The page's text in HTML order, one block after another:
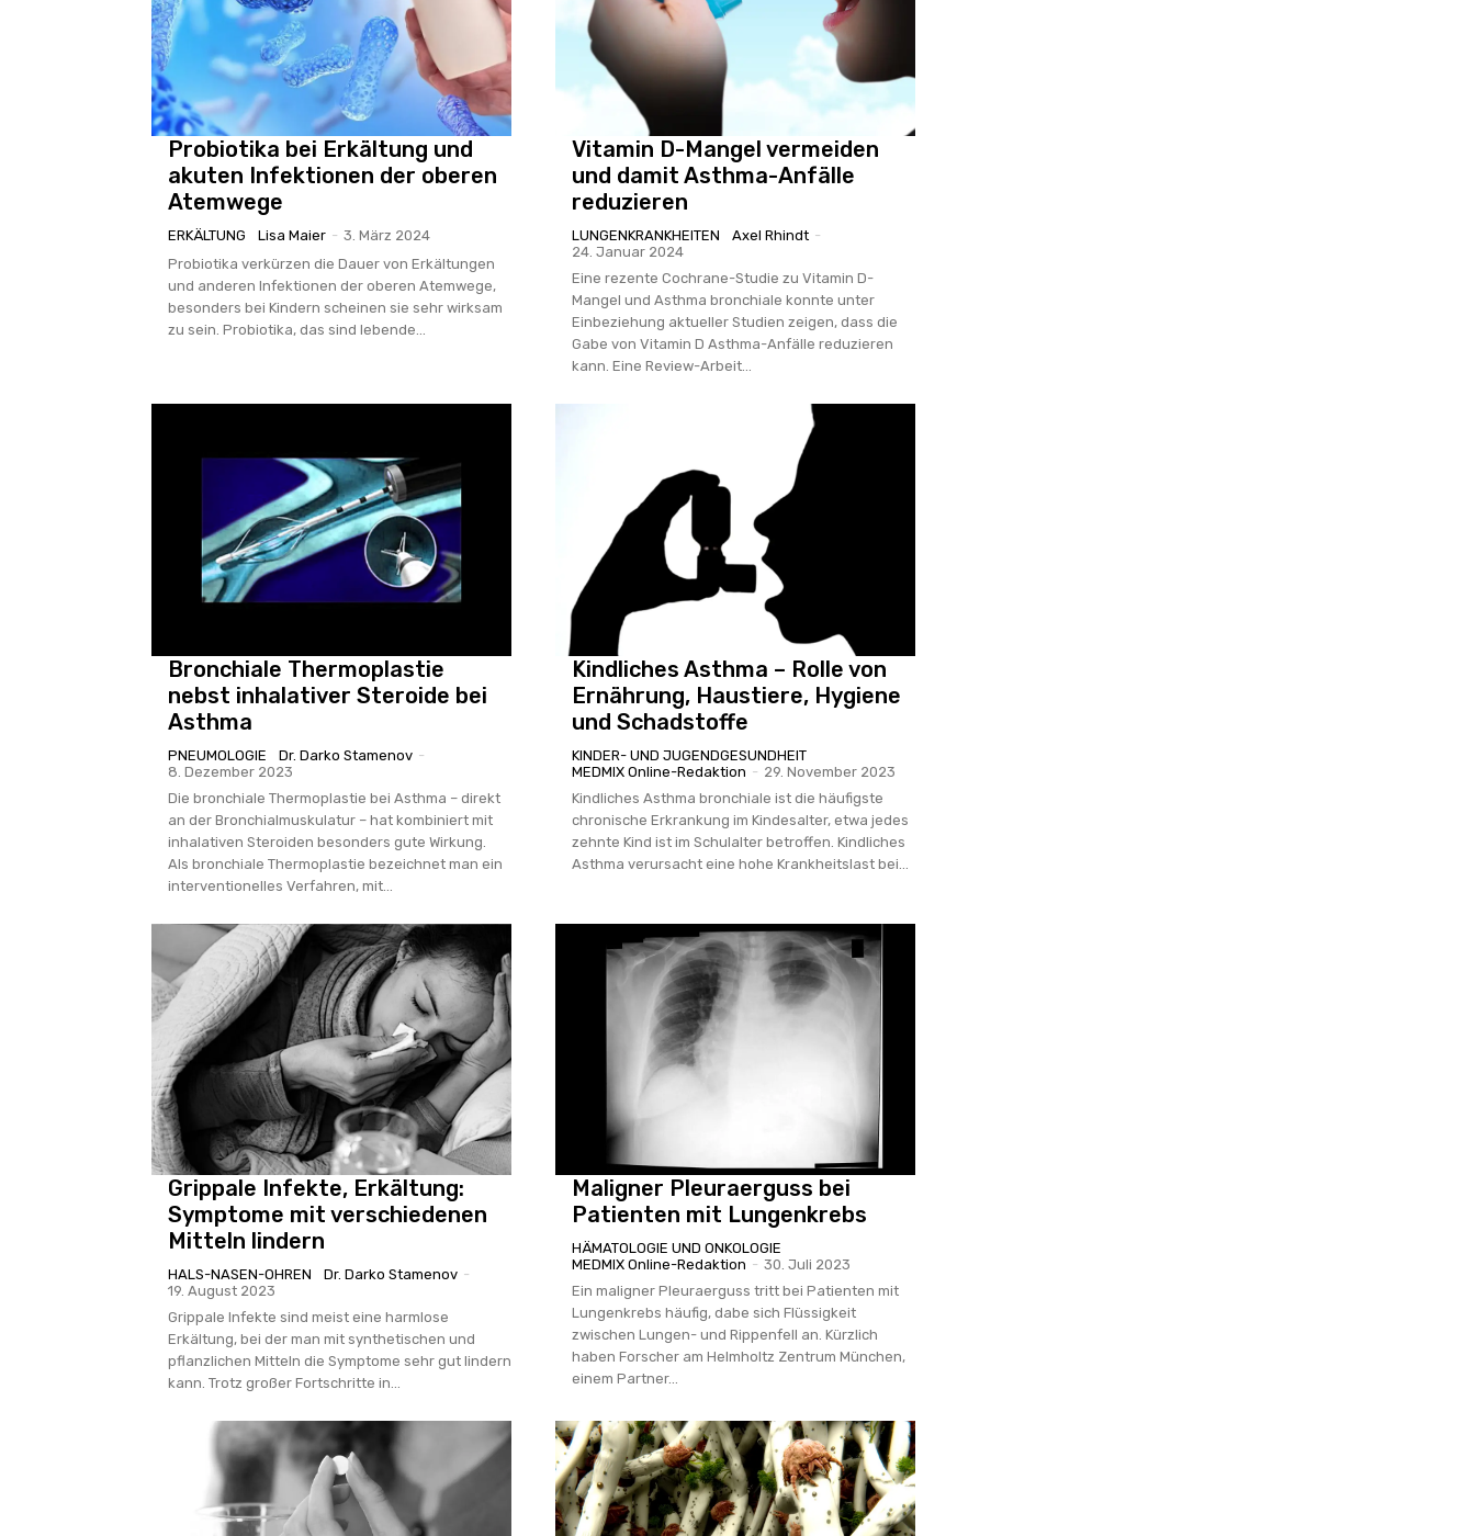
Probiotika bei Erkältung und
akuten Infektionen der oberen
Atemwege
ERKÄLTUNG Lisa Maier - 3. März 2024
Probiotika verkürzen die Dauer von Erkältungen
und anderen Infektionen der oberen Atemwege,
besonders bei Kindern scheinen sie sehr wirksam
zu sein. Probiotika, das sind lebende...
Vitamin D-Mangel vermeiden
und damit Asthma-Anfälle
reduzieren
LUNGENKRANKHEITEN Axel Rhindt -
24. Januar 2024
Eine rezente Cochrane-Studie zu Vitamin D-
Mangel und Asthma bronchiale konnte unter
Einbeziehung aktueller Studien zeigen, dass die
Gabe von Vitamin D Asthma-Anfälle reduzieren
kann. Eine Review-Arbeit...
Bronchiale Thermoplastie
nebst inhalativer Steroide bei
Asthma
PNEUMOLOGIE Dr. Darko Stamenov -
8. Dezember 2023
Die bronchiale Thermoplastie bei Asthma – direkt
an der Bronchialmuskulatur – hat kombiniert mit
inhalativen Steroiden besonders gute Wirkung.
Als bronchiale Thermoplastie bezeichnet man ein
interventionelles Verfahren, mit...
Kindliches Asthma – Rolle von
Ernährung, Haustiere, Hygiene
und Schadstoffe
KINDER- UND JUGENDGESUNDHEIT
MEDMIX Online-Redaktion - 29. November 2023
Kindliches Asthma bronchiale ist die häufigste
chronische Erkrankung im Kindesalter, etwa jedes
zehnte Kind ist im Schulalter betroffen. Kindliches
Asthma verursacht eine hohe Krankheitslast bei...
Grippale Infekte, Erkältung:
Symptome mit verschiedenen
Mitteln lindern
HALS-NASEN-OHREN Dr. Darko Stamenov -
19. August 2023
Grippale Infekte sind meist eine harmlose
Erkältung, bei der man mit synthetischen und
pflanzlichen Mitteln die Symptome sehr gut lindern
kann. Trotz großer Fortschritte in...
Maligner Pleuraerguss bei
Patienten mit Lungenkrebs
HÄMATOLOGIE UND ONKOLOGIE
MEDMIX Online-Redaktion - 30. Juli 2023
Ein maligner Pleuraerguss tritt bei Patienten mit
Lungenkrebs häufig, dabe sich Flüssigkeit
zwischen Lungen- und Rippenfell an. Kürzlich
haben Forscher am Helmholtz Zentrum München,
einem Partner...